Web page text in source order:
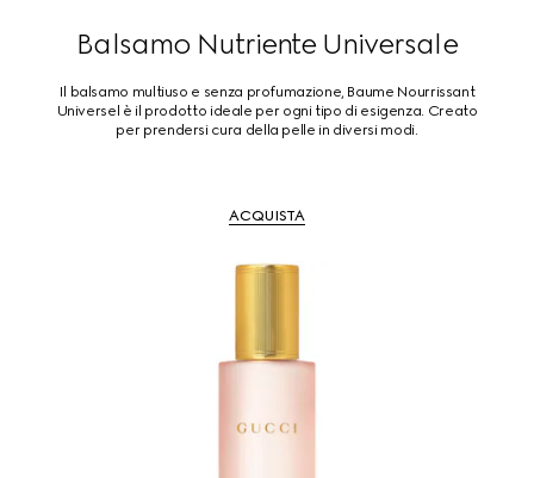
Balsamo Nutriente Universale
Il balsamo multiuso e senza profumazione, Baume Nourrissant
Universel è il prodotto ideale per ogni tipo di esigenza. Creato
per prendersi cura della pelle in diversi modi.
ACQUISTA